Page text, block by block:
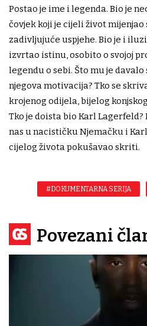
Postao je ime i legenda. Bio je
čovjek koji je cijeli život
zadivljujuće uspjehe. Bio je i
izvrtao istinu, osobito o svojoj
legendu o sebi. Što mu je
njegova motivacija? Tko se
krojenog odijela, bijelog
Tko je doista bio Karl Lagerfeld?
nas u nacističku Njemačku i
cijelog života pokušavao skriti.
#DOKUMENTARNA SERIJA
Povezani